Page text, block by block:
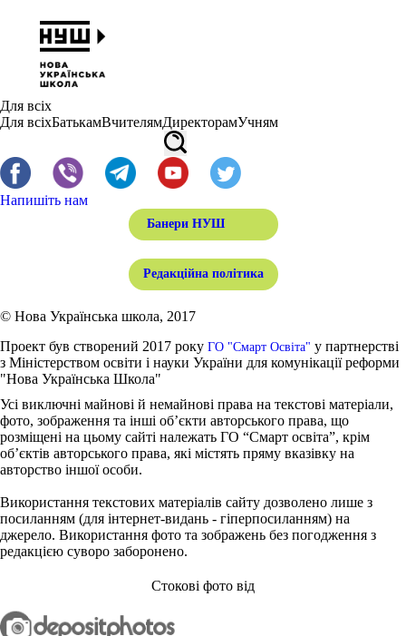
Для всіх
Для всіхБатькамВчителямДиректорамУчням
Напишіть нам
Банери НУШ
Редакційна політика
© Нова Українська школа, 2017
Проект був створений 2017 року ГО "Смарт Освіта" у партнерстві
з Міністерством освіти і науки України для комунікації реформи
"Нова Українська Школа"
Усі виключні майнові й немайнові права на текстові матеріали,
фото, зображення та інші об’єкти авторського права, що
розміщені на цьому сайті належать ГО “Смарт освіта”, крім
об’єктів авторського права, які містять пряму вказівку на
авторство іншої особи.
Використання текстових матеріалів сайту дозволено лише з
посиланням (для інтернет-видань - гіперпосиланням) на
джерело. Використання фото та зображень без погодження з
редакцією суворо заборонено.
Стокові фото від